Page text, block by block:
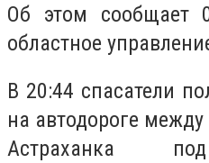
Об этом сообщает
областное
В 20:44 спасатели
на автодороге
Астраханка